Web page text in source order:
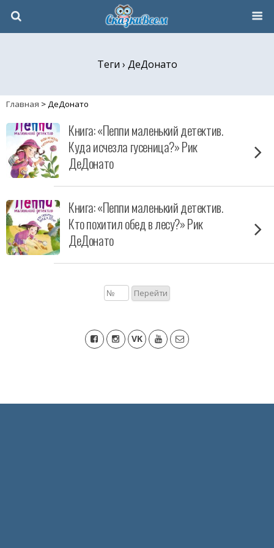
Теги › ДеДонато
Главная >ДеДонато
Книга: «Пеппи маленький детектив.
Куда исчезла гусеница?» Рик
ДеДонато
Книга: «Пеппи маленький детектив.
Кто похитил обед в лесу?» Рик
ДеДонато